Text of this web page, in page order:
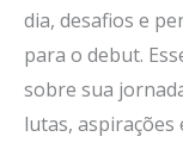
dia, desafios e
para o debut.
sobre sua
lutas, aspirações